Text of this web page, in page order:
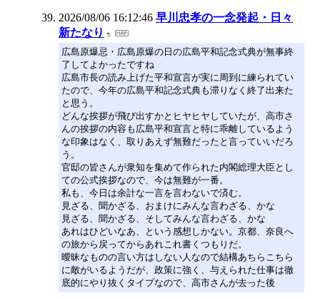
2026/08/06 16:12:46 早川忠孝の一念発起・日々
新たなり
広島原爆忌・広島原爆の日の広島平和記念式典が無事終
了してよかったですね
広島市長の読み上げた平和宣言が実に周到に練られてい
たので、今年の広島平和記念式典も滞りなく終了出来た
と思う。
どんな挨拶が飛び出すかとヒヤヒヤしていたが、高市さ
んの挨拶の内容も広島平和宣言と特に乖離しているよう
な印象はなく、取りあえず無難だったと言っていいだろ
う。
官邸の皆さんが衆知を集めて作られた内閣総理大臣とし
ての公式挨拶なので、今は無難が一番。
私も、今日は余計な一言を言わないで済む。
見ざる、聞かざる、おまけにみんな言わざる、かな
見ざる、聞かざる、そしてみんな言わざる、かな
あれはひどいなあ、という感想しかない。京都、奈良へ
の旅から戻ってからあれこれ書くつもりだ。
曖昧なものの言い方はしない人なので結構あちらこちら
に敵がいるようだが、政策に強く、与えられた仕事は徹
底的にやり抜くタイプなので、高市さんが去った後